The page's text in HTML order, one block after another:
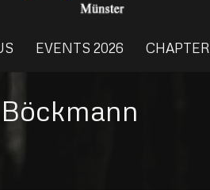
EVENTS 2026 CHAPTER